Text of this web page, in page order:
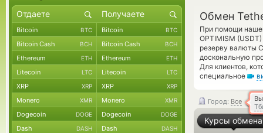
Обмен
При помощи
OPTIMISM (USDT)
резерву валюты
доскональную
Для клиентов,
специальное
Город: Все
Курсы обмена
Bitcoin BTC Bitcoin BTC
Bitcoin Cash BCH Bitcoin Cash BCH
Ethereum ETH Ethereum ETH
Litecoin LTC Litecoin LTC
XRP XRP XRP XRP
Monero XMR Monero XMR
Dogecoin DOGE Dogecoin DOGE
Dash DASH Dash DASH